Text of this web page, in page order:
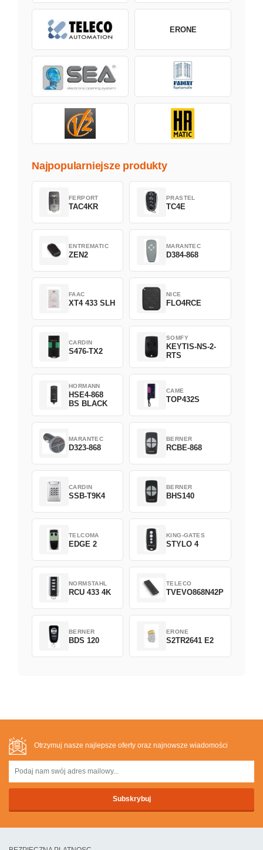
ERONE
Najpopularniejsze produkty
FERPORT
TAC4KR
PRASTEL
TC4E
ENTREMATIC
ZEN2
MARANTEC
D384-868
FAAC
XT4 433 SLH
NICE
FLO4RCE
CARDIN
S476-TX2
SOMFY
KEYTIS-NS-2-
RTS
HORMANN
HSE4-868
BS BLACK
CAME
TOP432S
MARANTEC
D323-868
BERNER
RCBE-868
CARDIN
SSB-T9K4
BERNER
BHS140
TELCOMA
EDGE 2
KING-GATES
STYLO 4
NORMSTAHL
RCU 433 4K
TELECO
TVEVO868N42P
BERNER
BDS 120
ERONE
S2TR2641 E2
Otrzymuj nasze najlepsze oferty oraz najnowsze wiadomości